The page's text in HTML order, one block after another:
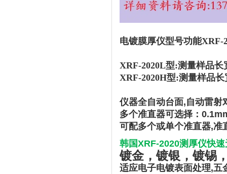
电镀膜厚仪型号功能XRF-
XRF-2020L型:测量样品长
XRF-2020H型:测量样品长
仪器全自动台面,自动雷射
多个准直器可选择：
可配多个或单个准直器,准
韩国XRF-2020测厚仪快
镀金，镀银，镀锡
适应电子电镀表面处理,五